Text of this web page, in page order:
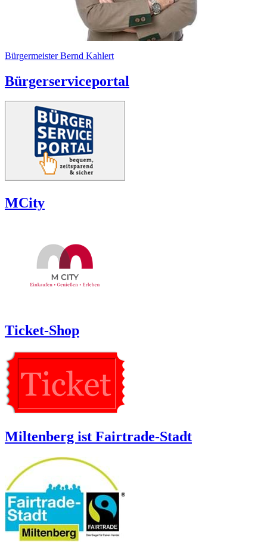
Bürgermeister Bernd Kahlert
Bürgerserviceportal
MCity
Ticket-Shop
Miltenberg ist Fairtrade-Stadt